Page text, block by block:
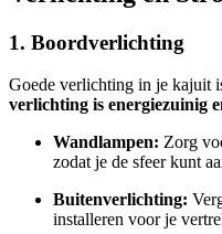
1. Boordverlichting
Goede verlichting in je kajuit
verlichting is energiezuinig
Wandlampen: Zorg
zodat je de sfeer kunt
Buitenverlichting:
installeren voor je